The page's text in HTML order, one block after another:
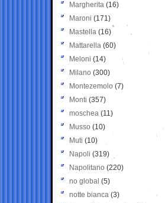
Margherita (16)
Maroni (171)
Mastella (16)
Mattarella (60)
Meloni (14)
Milano (300)
Montezemolo (7)
Monti (357)
moschea (11)
Musso (10)
Muti (10)
Napoli (319)
Napolitano (220)
no global (5)
notte bianca (3)